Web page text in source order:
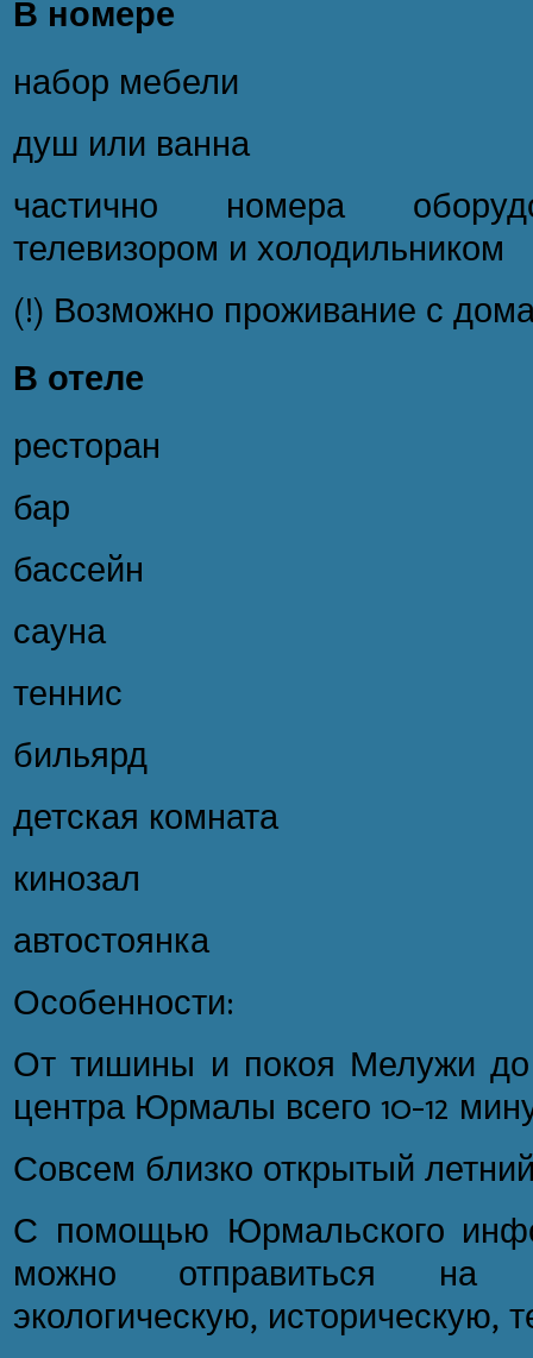
В номере
набор мебели
душ или ванна
частично номера
телевизором и холодильником
(!) Возможно проживание с
В отеле
ресторан
бар
бассейн
сауна
теннис
бильярд
детская комната
кинозал
автостоянка
Особенности:
От тишины и покоя Мелужи до
центра Юрмалы всего 10-12
Совсем близко открытый
С помощью Юрмальского
можно отправиться на
экологическую, историческую,